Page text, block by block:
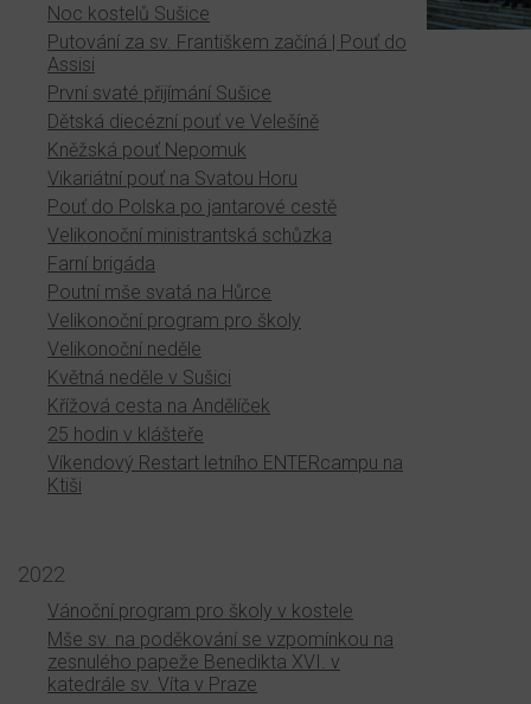
Noc kostelů Sušice
Putování za sv. Františkem začíná | Pouť do
Assisi
První svaté přijímání Sušice
Dětská diecézní pouť ve Velešíně
Kněžská pouť Nepomuk
Vikariátní pouť na Svatou Horu
Pouť do Polska po jantarové cestě
Velikonoční ministrantská schůzka
Farní brigáda
Poutní mše svatá na Hůrce
Velikonoční program pro školy
Velikonoční neděle
Květná neděle v Sušici
Křížová cesta na Andělíček
25 hodin v klášteře
Víkendový Restart letního ENTERcampu na
Ktiši
2022
Vánoční program pro školy v kostele
Mše sv. na poděkování se vzpomínkou na
zesnulého papeže Benedikta XVI. v
katedrále sv. Víta v Praze